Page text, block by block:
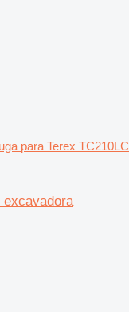
para Terex TC210LC
excavadora